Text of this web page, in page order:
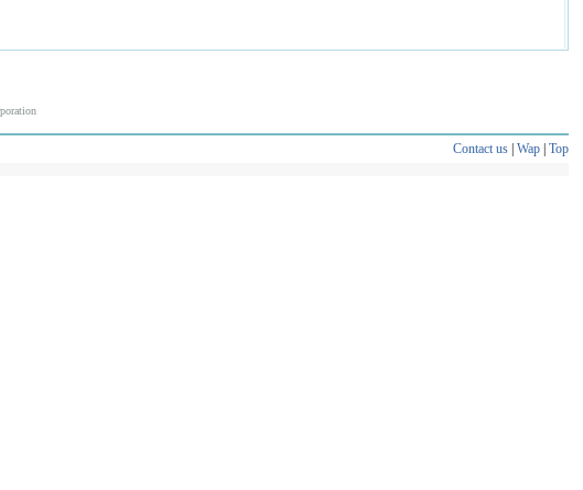
Contact us| Wap| Top